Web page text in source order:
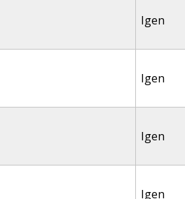
Igen
Igen
Igen
Igen